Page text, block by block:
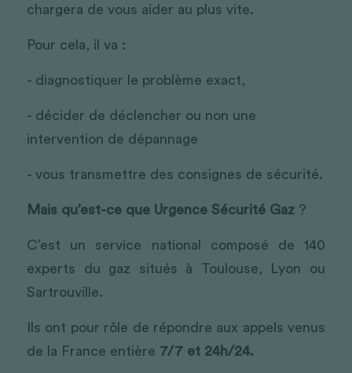
chargera de vous aider au plus vite.
Pour cela, il va :
- diagnostiquer le problème exact,
- décider de déclencher ou non une
intervention de dépannage
- vous transmettre des consignes de sécurité.
Mais qu’est-ce que Urgence Sécurité Gaz ?
C’est un service national composé de 140
experts du gaz situés à Toulouse, Lyon ou
Sartrouville.
Ils ont pour rôle de répondre aux appels venus
de la France entière 7/7 et 24h/24.